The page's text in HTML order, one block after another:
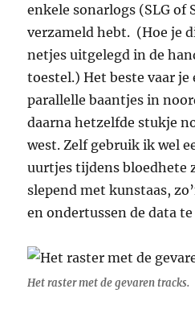
enkele sonarlogs (SLG of
verzameld hebt. (Hoe je
netjes uitgelegd in de
toestel.) Het beste vaar
parallelle baantjes in
daarna hetzelfde stukje
west. Zelf gebruik ik wel
uurtjes tijdens bloedhete
slepend met kunstaas,
en ondertussen de data
Het raster met de gevaren tracks.